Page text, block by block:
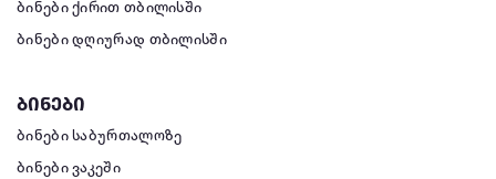
ბინები ქირით თბილისში
ბინები დღიურად თბილისში
ბინები
ბინები საბურთალოზე
ბინები ვაკეში